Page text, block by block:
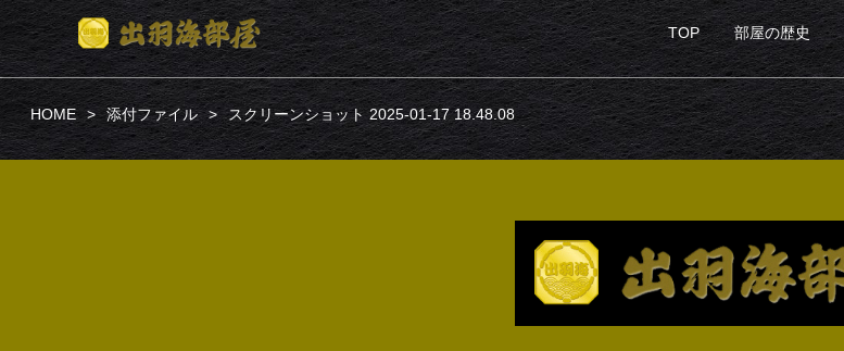
TOP 部屋の歴史
HOME 添付ファイル スクリーンショット 2025-01-17 18.48.08